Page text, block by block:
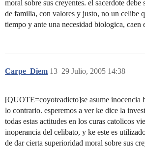
moral sobre sus creyentes. el sacerdote
de familia, con valores y justo, no un celibe
tiempo y ante una necesidad biologica, caen
Carpe_Diem 29 Julio, 2005 14:38
13
[QUOTE=coyoteadicto]se asume inocencia
lo contrario. esperemos a ver ke dice la
todas estas actitudes en los curas catolicos
inoperancia del celibato, y ke este es
de dar cierta superioridad moral sobre sus